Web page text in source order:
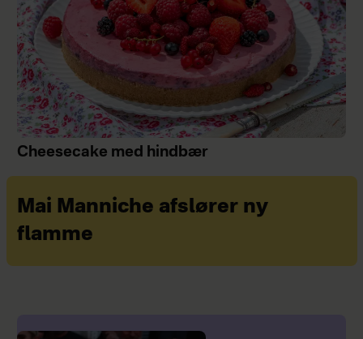
Cheesecake med hindbær
Mai Manniche afslører ny
flamme